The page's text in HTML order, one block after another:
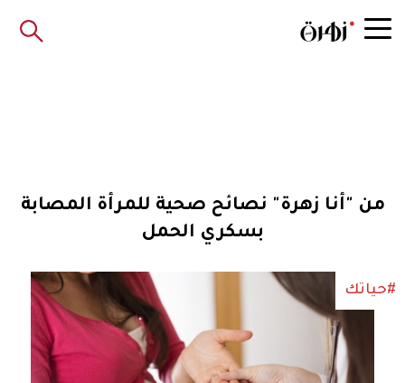
من "أنا زهرة" نصائح صحية للمرأة المصابة
بسكري الحمل
#حياتك